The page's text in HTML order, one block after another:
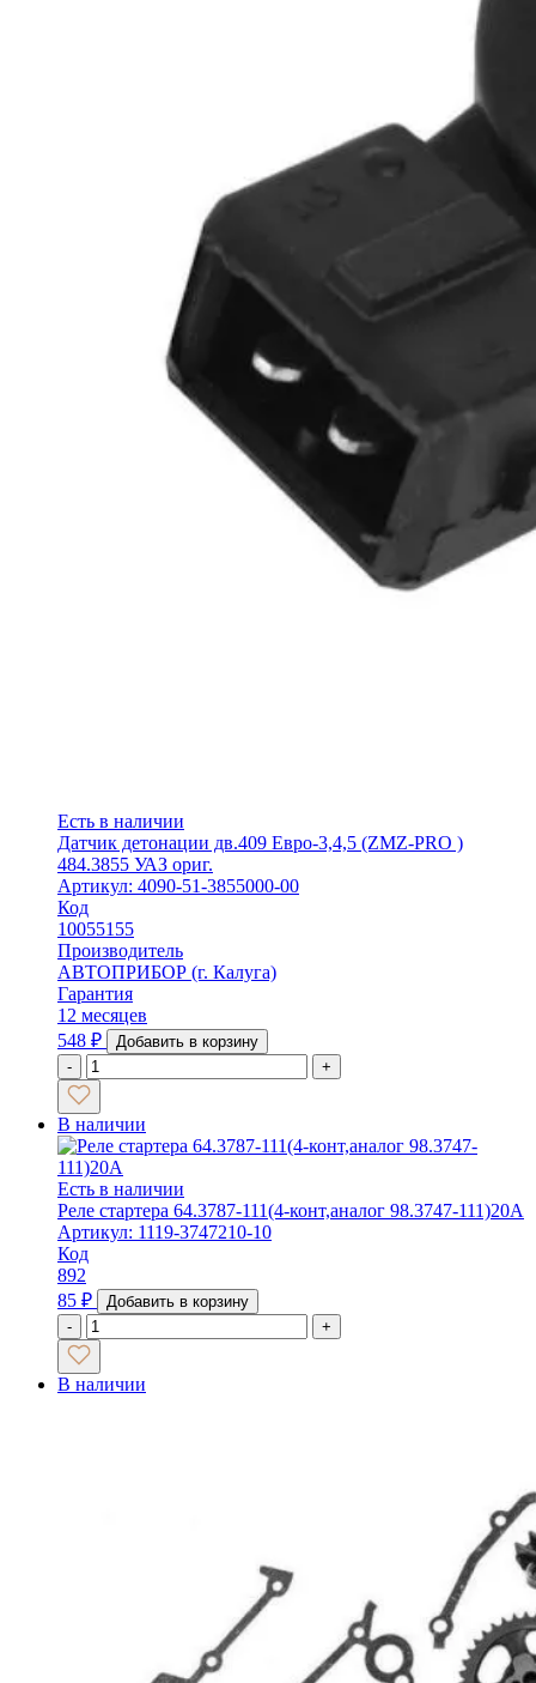
Есть в наличии
Датчик детонации дв.409 Евро-3,4,5 (ZMZ-PRO )
484.3855 УАЗ ориг.
Артикул: 4090-51-3855000-00
Код
10055155
Производитель
АВТОПРИБОР (г. Калуга)
Гарантия
12 месяцев
548 ₽
Добавить в корзину
-
+
В наличии
Есть в наличии
Реле стартера 64.3787-111(4-конт,аналог 98.3747-111)20А
Артикул: 1119-3747210-10
Код
892
85 ₽
Добавить в корзину
-
+
В наличии